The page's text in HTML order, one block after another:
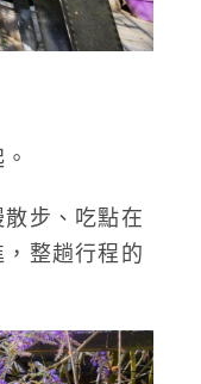
步、吃點在
整趟行程的